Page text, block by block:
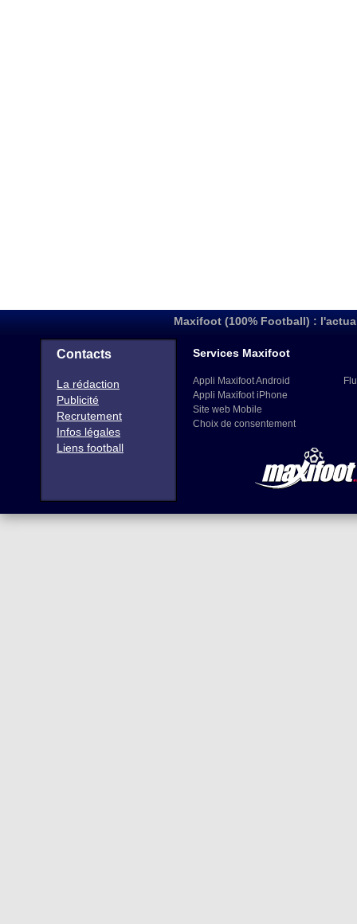
Maxifoot (100% Football) :
Contacts
La rédaction
Publicité
Recrutement
Infos légales
Liens football
Services Maxifoot
Appli Maxifoot Android
Appli Maxifoot iPhone
Site web Mobile
Choix de consentement